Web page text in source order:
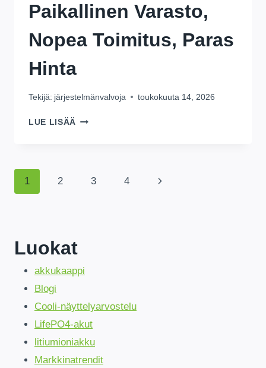
Paikallinen Varasto,
Nopea Toimitus, Paras
Hinta
Tekijä: järjestelmänvalvoja toukokuuta 14, 2026
LUE LISÄÄ AURINKOENERGIAAKUT
TOIMITUS,
Sivulla
1 2 3 4
Seuraava
Luokat
akkukaappi
Blogi
Cooli-näyttelyarvostelu
LifePO4-akut
litiumioniakku
Markkinatrendit